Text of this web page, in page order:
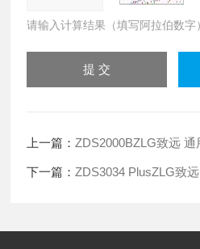
请输入计算结果（填写阿拉伯数字
上一篇：ZDS2000BZLG致远
下一篇：ZDS3034 PlusZLG致